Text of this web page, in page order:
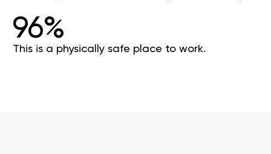
96%
This is a physically safe place to work.